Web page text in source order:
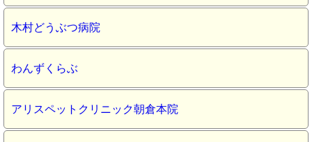
木村どうぶつ病院
わんずくらぶ
アリスペットクリニック朝倉本院